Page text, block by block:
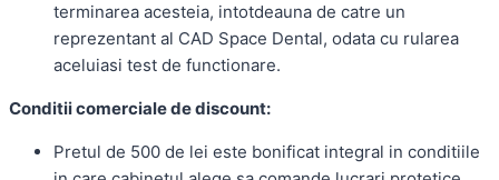
terminarea acesteia, intotdeauna de catre un
reprezentant al CAD Space Dental, odata cu rularea
aceluiasi test de functionare.
Conditii comerciale de discount:
Pretul de 500 de lei este bonificat integral in conditiile